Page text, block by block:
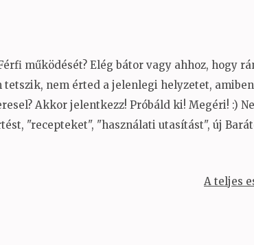
működését? Elég bátor vagy ahhoz, hogy
tetszik, nem érted a jelenlegi helyzetet,
Akkor jelentkezz! Próbáld ki! Megéri! :)
"recepteket", "használati utasítást", új
A teljes